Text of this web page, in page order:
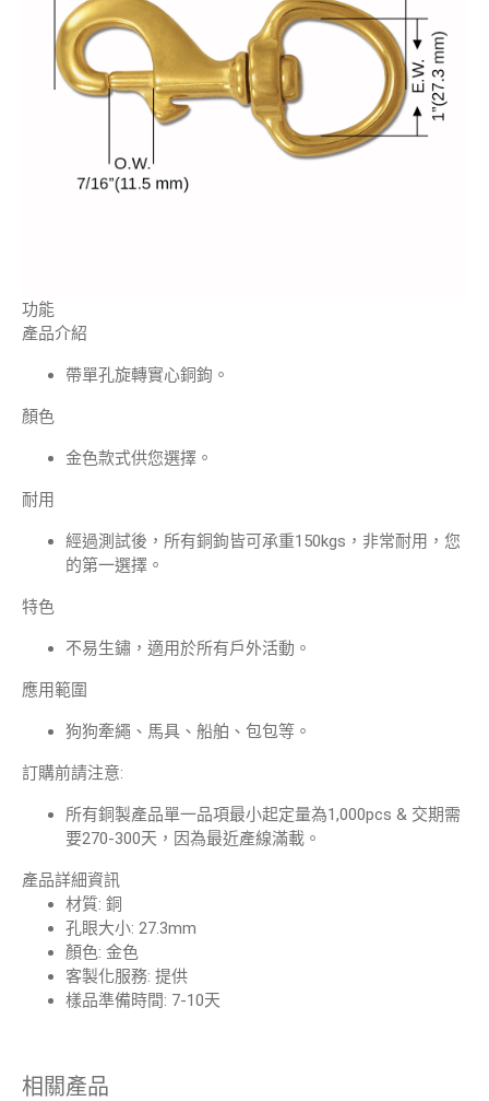
功能
產品介紹
帶單孔旋轉實心銅鉤。
顏色
金色款式供您選擇。
耐用
經過測試後，所有銅鉤皆可承重150kgs，非常耐用，您
的第一選擇。
特色
不易生鏽，適用於所有戶外活動。
應用範圍
狗狗牽繩、馬具、船舶、包包等。
訂購前請注意:
所有銅製產品單一品項最小起定量為1,000pcs & 交期需
要270-300天，因為最近產線滿載。
產品詳細資訊
材質: 銅
孔眼大小: 27.3mm
顏色: 金色
客製化服務: 提供
樣品準備時間: 7-10天
相關產品